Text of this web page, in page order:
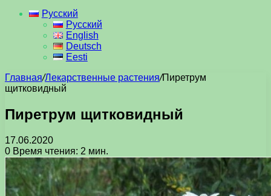
Русский
Русский
English
Deutsch
Eesti
Главная/Лекарственные растения/Пиретрум
щитковидный
Пиретрум щитковидный
17.06.2020
0 Время чтения: 2 мин.